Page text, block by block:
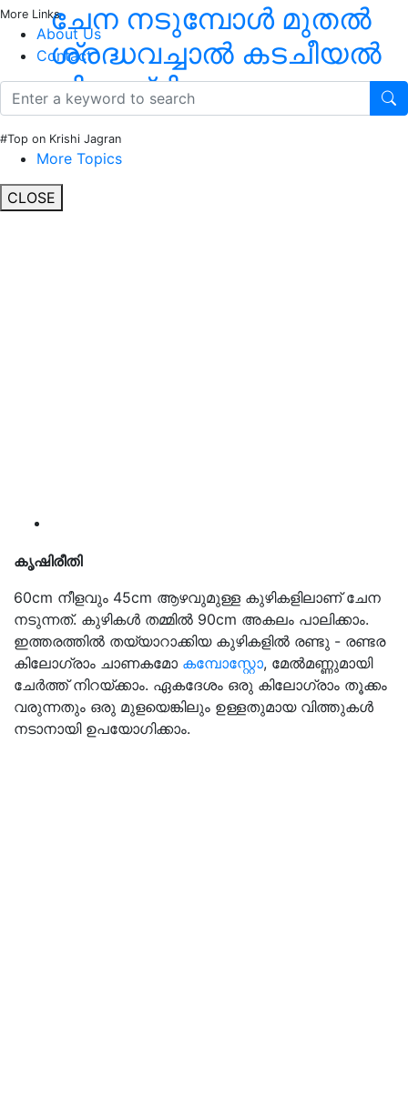
More Links
About Us
Contact
#Top on Krishi Jagran
More Topics
CLOSE
ചേന നടുമ്പോള്‍ മുതല്‍
ശ്രദ്ധവച്ചാല്‍ കടചീയല്‍
നിയന്ത്രിക്കാം
കൃഷിരീതി
60cm നീളവും 45cm ആഴവുമുള്ള കുഴികളിലാണ് ചേന
നടുന്നത്. കുഴികൾ തമ്മിൽ 90cm അകലം പാലിക്കാം.
ഇത്തരത്തിൽ തയ്യാറാക്കിയ കുഴികളിൽ രണ്ടു - രണ്ടര
കിലോഗ്രാം ചാണകമോ കമ്പോസ്റ്റോ, മേൽമണ്ണുമായി
ചേർത്ത് നിറയ്ക്കാം. ഏകദേശം ഒരു കിലോഗ്രാം തൂക്കം
വരുന്നതും ഒരു മുളയെങ്കിലും ഉള്ളതുമായ വിത്തുകൾ
നടാനായി ഉപയോഗിക്കാം.